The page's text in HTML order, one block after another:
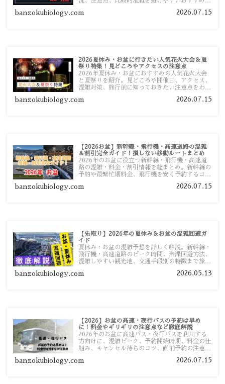
す。
banzokubiology.com 2026.07.15
2026夏休み・お盆に行きたい人気花火大会＆夏
祭り特集！見どころやアクセスの注意点
2026年夏休み・お盆におすすめの人気花火大会
と夏祭りを紹介。見どころや開催日、アクセス、
混雑対策、旅行前に知っておきたい注意点をわか
banzokubiology.com 2026.07.15
【2026お盆】新幹線・飛行機・高速道路の混雑
＆割引完全ガイド！損しない移動ルートまとめ
2026年のお盆に役立つ新幹線・飛行機・高速道
路の混雑・料金・割引情報を総まとめ。新幹線の
予約や最繁忙期料金、飛行機を安く予約するコ
い移動方法を分かりやすく解説します。
banzokubiology.com 2026.07.15
【先取り】2026年の夏休み＆お盆の混雑回避ガ
イド
夏休み・お盆の混雑予想を詳しく解説。新幹線・
飛行機・高速道路のピーク時間、渋滞回避方法、
混雑しやすい観光地、交通手段別の特徴まで旅行
banzokubiology.com 2026.05.13
【2026】お盆の高速・夜行バスの予約は早め
に！料金やギリギリの注意点など徹底解説
2026年のお盆に高速バス・夜行バスを利用する
方向けに、混雑ピーク、予約開始時期、料金の仕
組み、キャンセル待ちのコツ、直前予約の注意点
banzokubiology.com 2026.07.15